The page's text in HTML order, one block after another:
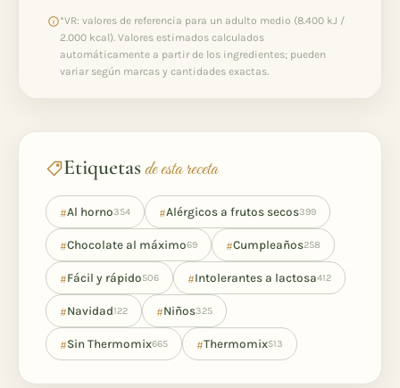
*VR: valores de referencia para un adulto medio (8.400 kJ /
2.000 kcal). Valores estimados calculados
automáticamente a partir de los ingredientes; pueden
variar según marcas y cantidades exactas.
Etiquetasde esta receta
#Al horno354 #Alérgicos a frutos secos399
#Chocolate al máximo69 #Cumpleaños258
#Fácil y rápido506 #Intolerantes a lactosa412
#Navidad122 #Niños325
#Sin Thermomix665 #Thermomix513